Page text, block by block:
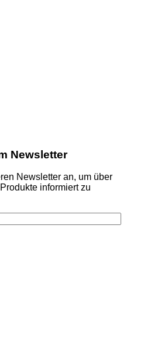
Newsletter
Newsletter an, um über
informiert zu